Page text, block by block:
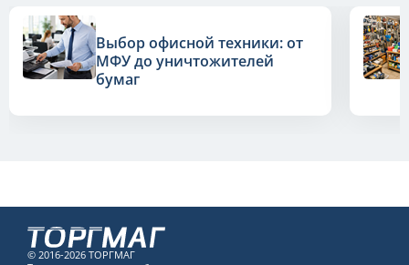
Выбор офисной техники: от
МФУ до уничтожителей
бумаг
© 2016-2026 ТОРГМАГ